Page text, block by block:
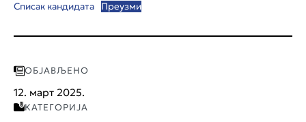
Списак кандидата Преузми
ОБЈАВЉЕНО
12. март 2025.
КАТЕГОРИЈА